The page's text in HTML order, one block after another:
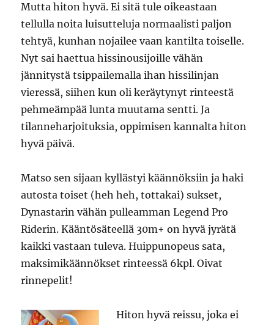
Mutta hiton hyvä. Ei sitä tule oikeastaan
tellulla noita luisutteluja normaalisti paljon
tehtyä, kunhan nojailee vaan kantilta toiselle.
Nyt sai haettua hissinousijoille vähän
jännitystä tsippailemalla ihan hissilinjan
vieressä, siihen kun oli keräytynyt rinteestä
pehmeämpää lunta muutama sentti. Ja
tilanneharjoituksia, oppimisen kannalta hiton
hyvä päivä.
Matso sen sijaan kyllästyi käännöksiin ja haki
autosta toiset (heh heh, tottakai) sukset,
Dynastarin vähän pulleamman Legend Pro
Riderin. Kääntösäteellä 30m+ on hyvä jyrätä
kaikki vastaan tuleva. Huippunopeus sata,
maksimikäännökset rinteessä 6kpl. Oivat
rinnepelit!
Hiton hyvä reissu, joka ei